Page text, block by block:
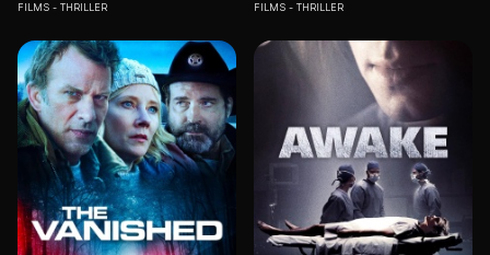
FILMS THRILLER FILMS THRILLER